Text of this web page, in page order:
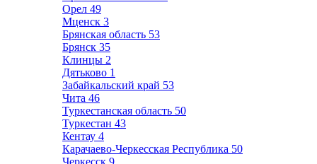
Орел 49
Мценск 3
Брянская область 53
Брянск 35
Клинцы 2
Дятьково 1
Забайкальский край 53
Чита 46
Туркестанская область 50
Туркестан 43
Кентау 4
Карачаево-Черкесская Республика 50
Черкесск 9